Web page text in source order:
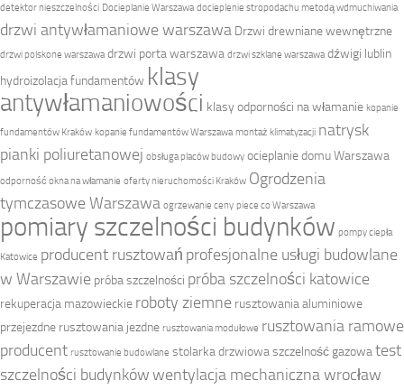
detektor nieszczelności Docieplanie Warszawa docieplenie stropodachu metodą wdmuchiwania
drzwi antywłamaniowe warszawa Drzwi drewniane wewnętrzne
drzwi polskone warszawa drzwi porta warszawa drzwi szklane warszawa dźwigi lublin
hydroizolacja fundamentów klasy
antywłamaniowości klasy odporności na włamanie kopanie
fundamentów Kraków kopanie fundamentów Warszawa montaż klimatyzacji natrysk
pianki poliuretanowej obsługa placów budowy ocieplanie domu Warszawa
odporność okna na włamanie oferty nieruchomości Kraków Ogrodzenia
tymczasowe Warszawa ogrzewanie ceny piece co Warszawa
pomiary szczelności budynków pompy ciepła
Katowice producent rusztowań profesjonalne usługi budowlane
w Warszawie próba szczelności próba szczelności katowice
rekuperacja mazowieckie roboty ziemne rusztowania aluminiowe
przejezdne rusztowania jezdne rusztowania modułowe rusztowania ramowe
producent rusztowanie budowlane stolarka drzwiowaszczelność gazowatest
szczelności budynkówwentylacja mechaniczna wrocław